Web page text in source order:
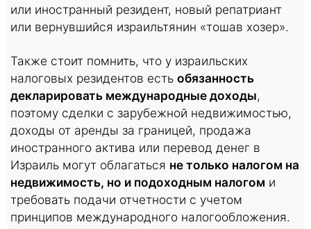
или иностранный резидент, новый репатриант
или вернувшийся израильтянин «тошав хозер».
Также стоит помнить, что у израильских
налоговых резидентов есть обязанность
декларировать международные доходы,
поэтому сделки с зарубежной недвижимостью,
доходы от аренды за границей, продажа
иностранного актива или перевод денег в
Израиль могут облагаться не только налогом на
недвижимость, но и подоходным налогом и
требовать подачи отчетности с учетом
принципов международного налогообложения.